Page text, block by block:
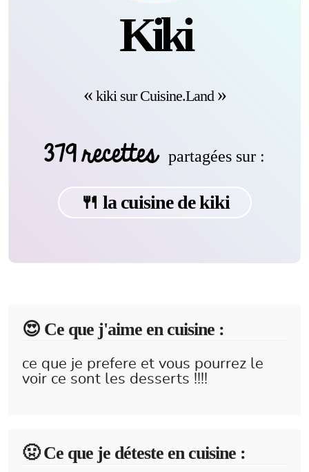
kiki
kiki sur Cuisine.Land
379 recettes partagées sur :
🍴 la cuisine de kiki
😍️ Ce que j'aime en cuisine :
ce que je prefere et vous pourrez le
voir ce sont les desserts !!!!
🤢 Ce que je déteste en cuisine :